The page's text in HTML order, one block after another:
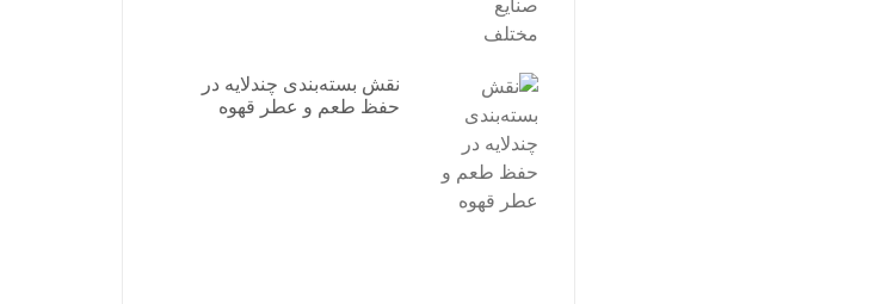
نقش بسته‌بندی چندلایه در
حفظ طعم و عطر قهوه